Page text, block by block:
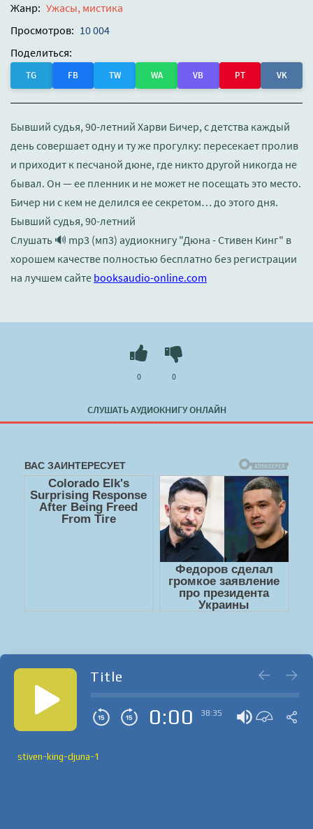
Жанр: Ужасы, мистика
Просмотров: 10 004
Поделиться:
TG FB TW WA VB PT VK
Бывший судья, 90-летний Харви Бичер, с детства каждый
день совершает одну и ту же прогулку: пересекает пролив
и приходит к песчаной дюне, где никто другой никогда не
бывал. Он — ее пленник и не может не посещать это место.
Бичер ни с кем не делился ее секретом… до этого дня.
Бывший судья, 90-летний
Слушать 🔊 mp3 (мп3) аудиокнигу "Дюна - Стивен Кинг" в
хорошем качестве полностью бесплатно без регистрации
на лучшем сайте booksaudio-online.com
СЛУШАТЬ АУДИОКНИГУ ОНЛАЙН
0 0
Title
0:00 38:35
stiven-king-djuna-1